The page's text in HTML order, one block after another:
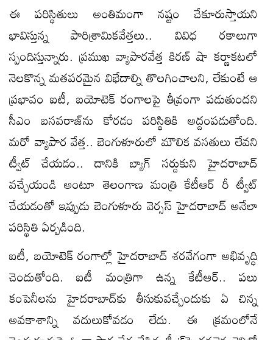
ఈ పరిస్థితులు అంతిమంగా నష్టం చేకూరుస్తాయని
భావిస్తున్న పారిశ్రామికవేత్తలు.. వివిధ రకాలుగా
స్పందిస్తున్నారు. ప్రముఖ వ్యాపారవేత్త కిరణ్‌ షా కర్ణాకటలో
నెలకొన్న మతపరమైన విభేదాల్ని తొలగించాలని, లేకుంటే ఆ
ప్రభావం ఐటీ, బయోటెక్‌ రంగాలపై తీవ్రంగా పడుతుందని
సీఎం బసవరాజ్‌ను కోరడం పరిస్థితికి అద్దంపడుతోంది.
మరో వ్యాపార వేత్త.. బెంగుళూరులో మౌలిక వసతులు లేవని
ట్వీట్‌ చేయడం.. దానికి బ్యాగ్‌ సర్దుకుని హైదరాబాద్‌
వచ్చేయండి అంటూ తెలంగాణ మంత్రి కేటీఆర్‌ రీ ట్వీట్‌
చేయడంతో ఇప్పుడు బెంగుళూరు వెర్సస్‌ హైదరాబాద్‌ అనేలా
పరిస్థితి ఏర్పడింది.
ఐటీ, బయోటెక్‌ రంగాల్లో హైదరాబాద్‌ శరవేగంగా అభివృద్ధి
చెందుతోంది. ఐటీ మంత్రిగా ఉన్న కేటీఆర్‌.. పలు
కంపెనీలను హైదరాబాద్‌కు తీసుకువచ్చేందుకు ఏ చిన్న
అవకాశాన్ని వదులుకోవడం లేదు. ఈ క్రమంలోనే